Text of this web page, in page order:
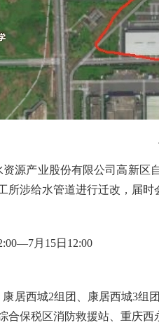
资源产业股份有限公司高新
所涉给水管道进行迁改，届
月15日12:00
康居西城2组团、康居西城3组
合保税区消防救援站、重庆